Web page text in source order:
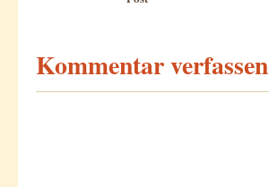
Kommentar verfassen